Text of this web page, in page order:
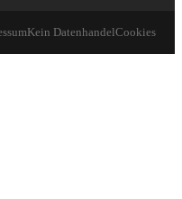
Kein DatenhandelCookies